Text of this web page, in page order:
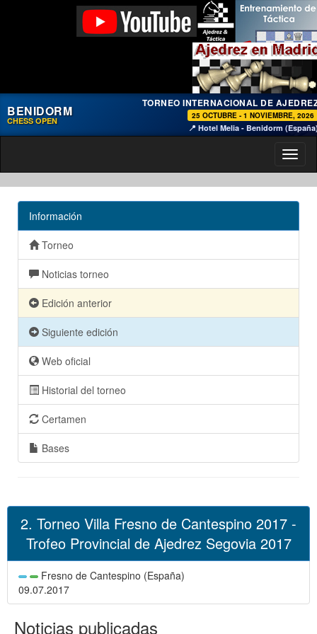
BENIDORM
CHESS OPEN
TORNEO INTERNACIONAL DE
25 OCTUBRE - 1 NOVIEMBRE, 2026
📍 Hotel Melia - Benidorm
Información
Torneo
Noticias torneo
Edición anterior
Siguiente edición
Web oficial
Historial del torneo
Certamen
Bases
2. Torneo Villa Fresno de Cantespino 2017 -
Trofeo Provincial de Ajedrez Segovia 2017
Fresno de Cantespino (España)
09.07.2017
Noticias publicadas